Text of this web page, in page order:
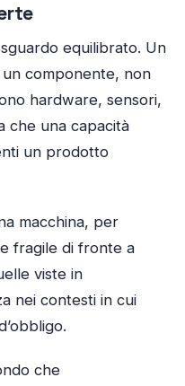
equilibrato. Un
componente, non
hardware, sensori,
che una capacità
un prodotto
macchina, per
fragile di fronte a
viste in
nei contesti in cui
che